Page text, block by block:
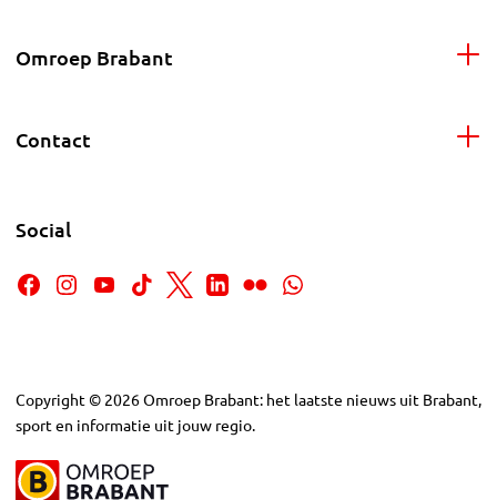
Omroep Brabant
Contact
Social
Copyright © 2026Omroep Brabant: het laatste nieuws uit Brabant,
sport en informatie uit jouw regio.